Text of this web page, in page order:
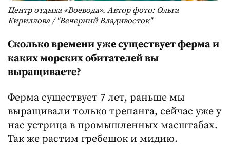
Центр отдыха «Воевода». Автор фото: Ольга
Кириллова / "Вечерний Владивосток"
Сколько времени уже существует ферма и
каких морских обитателей вы
выращиваете?
Ферма существует 7 лет, раньше мы
выращивали только трепанга, сейчас уже у
нас устрица в промышленных масштабах.
Так же растим гребешок и мидию.